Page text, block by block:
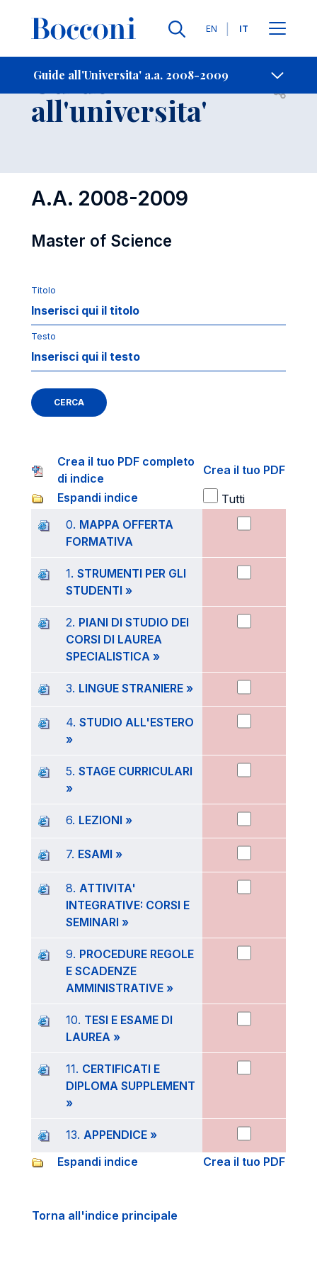
Lingue
EN IT
Guide all'Universita' a.a. 2008-2009
-
Guide
all'universita' Open
A.A. 2008-2009
Master of Science
Titolo
Testo
CERCA
Crea il tuo PDF completo
di indice
Crea il tuo PDF
Espandi indice
Tutti
0. MAPPA OFFERTA
FORMATIVA
1. STRUMENTI PER GLI
STUDENTI »
2. PIANI DI STUDIO DEI
CORSI DI LAUREA
SPECIALISTICA »
3. LINGUE STRANIERE »
4. STUDIO ALL'ESTERO
»
5. STAGE CURRICULARI
»
6. LEZIONI »
7. ESAMI »
8. ATTIVITA'
INTEGRATIVE: CORSI E
SEMINARI »
9. PROCEDURE REGOLE
E SCADENZE
AMMINISTRATIVE »
10. TESI E ESAME DI
LAUREA »
11. CERTIFICATI E
DIPLOMA SUPPLEMENT
»
13. APPENDICE »
Espandi indice
Crea il tuo PDF
Torna all'indice principale